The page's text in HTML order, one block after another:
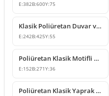
E:382B:600Y:75
Klasik Poliüretan Duvar ve Mobilya Süsleme Modeli
E:242B:425Y:55
Poliüretan Klasik Motifli Duvar ve Mobilya Süsü
E:152B:271Y:36
Poliüretan Klasik Yaprak Desenli Köşe Süsleme Modeli